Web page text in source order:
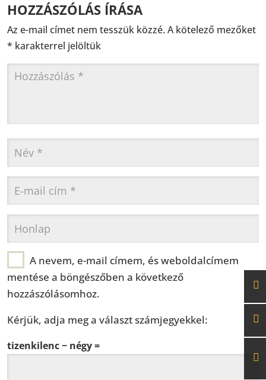
HOZZÁSZÓLÁS ÍRÁSA
Az e-mail címet nem tesszük közzé. A kötelező mezőket
* karakterrel jelöltük
A nevem, e-mail címem, és weboldalcímem
mentése a böngészőben a következő
hozzászólásomhoz.
Kérjük, adja meg a választ számjegyekkel:
tizenkilenc − négy =